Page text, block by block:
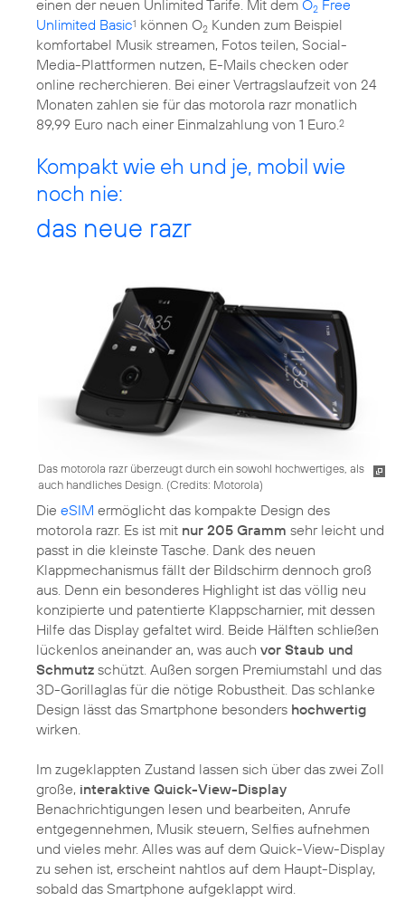
einen der neuen Unlimited Tarife. Mit dem O2 Free
Unlimited Basic1 können O2 Kunden zum Beispiel
komfortabel Musik streamen, Fotos teilen, Social-
Media-Plattformen nutzen, E-Mails checken oder
online recherchieren. Bei einer Vertragslaufzeit von 24
Monaten zahlen sie für das motorola razr monatlich
89,99 Euro nach einer Einmalzahlung von 1 Euro. 2
Kompakt wie eh und je, mobil wie
noch nie:
das neue razr
Das motorola razr überzeugt durch ein sowohl hochwertiges, als
auch handliches Design. (Credits: Motorola)
Die eSIM ermöglicht das kompakte Design des
motorola razr. Es ist mit nur 205 Gramm sehr leicht und
passt in die kleinste Tasche. Dank des neuen
Klappmechanismus fällt der Bildschirm dennoch groß
aus. Denn ein besonderes Highlight ist das völlig neu
konzipierte und patentierte Klappscharnier, mit dessen
Hilfe das Display gefaltet wird. Beide Hälften schließen
lückenlos aneinander an, was auch vor Staub und
Schmutz schützt. Außen sorgen Premiumstahl und das
3D-Gorillaglas für die nötige Robustheit. Das schlanke
Design lässt das Smartphone besonders hochwertig
wirken.
Im zugeklappten Zustand lassen sich über das zwei Zoll
große, interaktive Quick-View-Display
Benachrichtigungen lesen und bearbeiten, Anrufe
entgegennehmen, Musik steuern, Selfies aufnehmen
und vieles mehr. Alles was auf dem Quick-View-Display
zu sehen ist, erscheint nahtlos auf dem Haupt-Display,